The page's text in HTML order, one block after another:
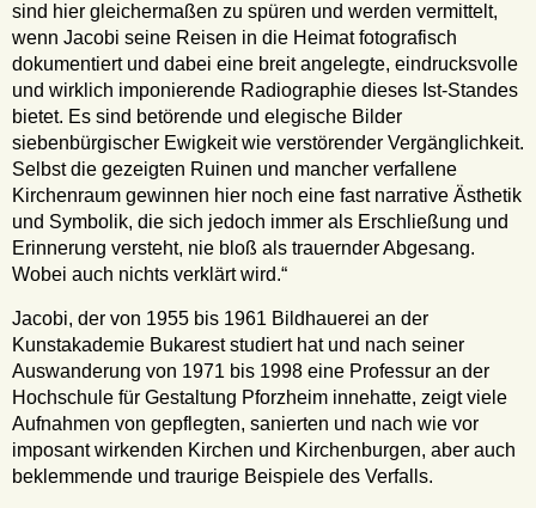
sind hier gleichermaßen zu spüren und werden vermittelt,
wenn Jacobi seine Reisen in die Heimat fotografisch
dokumentiert und dabei eine breit angelegte, eindrucksvolle
und wirklich imponierende Radiographie dieses Ist-Standes
bietet. Es sind betörende und elegische Bilder
siebenbürgischer Ewigkeit wie verstörender Vergänglichkeit.
Selbst die gezeigten Ruinen und mancher verfallene
Kirchenraum gewinnen hier noch eine fast narrative Ästhetik
und Symbolik, die sich jedoch immer als Erschließung und
Erinnerung versteht, nie bloß als trauernder Abgesang.
Wobei auch nichts verklärt wird.“
Jacobi, der von 1955 bis 1961 Bildhauerei an der
Kunstakademie Bukarest studiert hat und nach seiner
Auswanderung von 1971 bis 1998 eine Professur an der
Hochschule für Gestaltung Pforzheim innehatte, zeigt viele
Aufnahmen von gepflegten, sanierten und nach wie vor
imposant wirkenden Kirchen und Kirchenburgen, aber auch
beklemmende und traurige Beispiele des Verfalls.